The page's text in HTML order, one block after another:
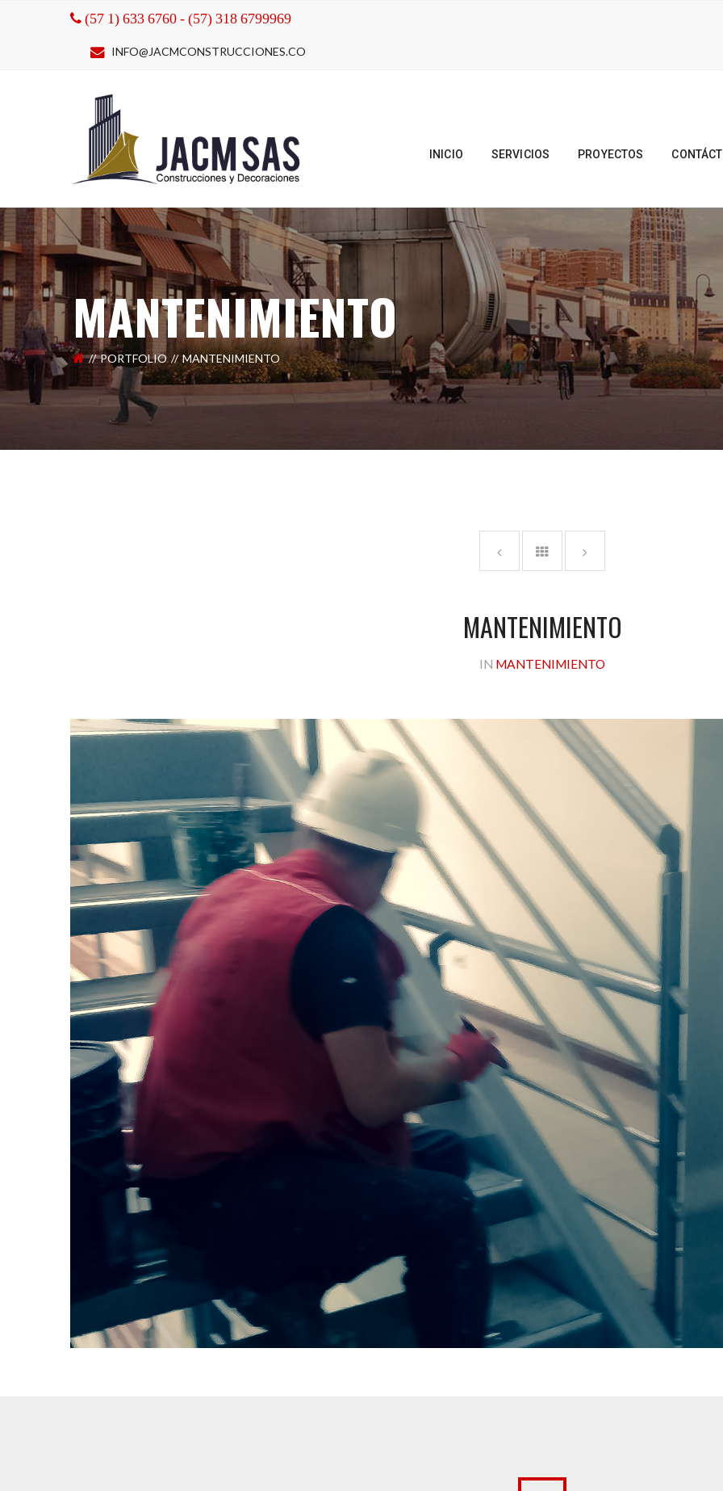
(57 1) 633 6760 - (57) 318 6799969
INFO@JACMCONSTRUCCIONES.CO
INICIO SERVICIOS PROYECTOS
Presione continuar y diligencie el formulario de contacto. Pronto
comunicaremos con usted.
CONTINUAR
MANTENIMIENTO
PORTFOLIO MANTENIMIENTO
MANTENIMIENTO
IN MANTENIMIENTO